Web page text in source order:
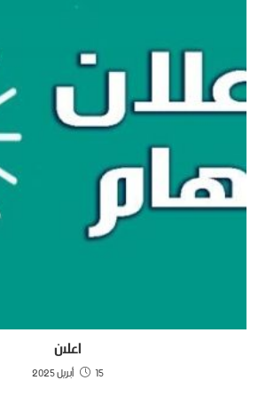
اعلان
15 أبريل 2025